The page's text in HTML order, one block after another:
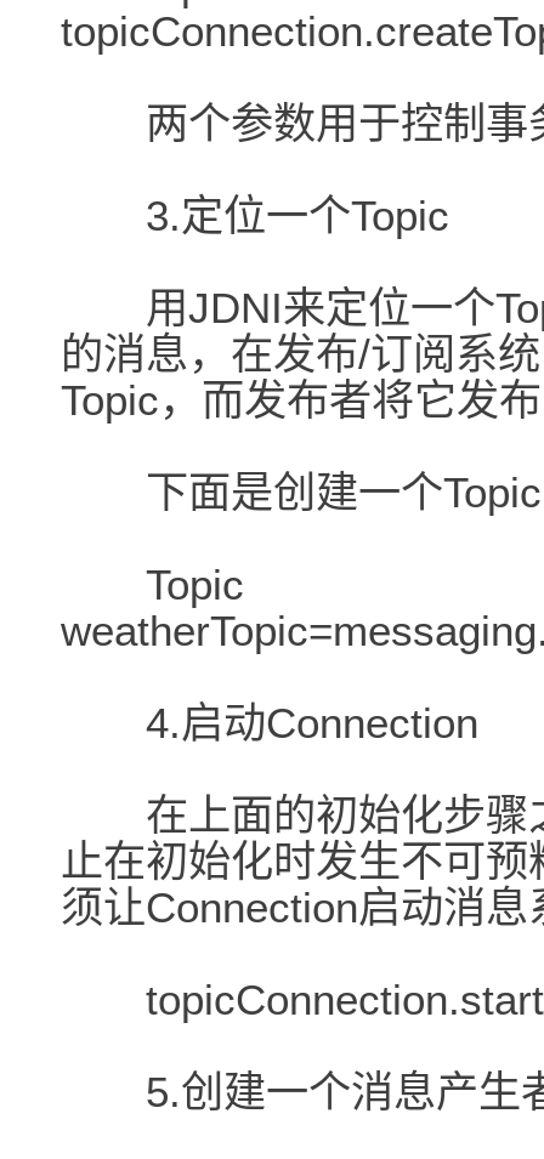
两个参数用于控制事
3.定位一个Topic
用JDNI来定位一个
的消息，在发布/订阅系
Topic，而发布者将它发
下面是创建一个Topic
Topic
4.启动Connection
在上面的初始化步骤
止在初始化时发生不可
须让Connection启动消息
topicConnection.start
5.创建一个消息产生